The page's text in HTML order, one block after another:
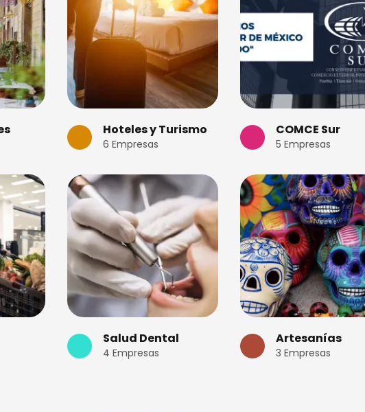
Hoteles y Turismo
6 Empresas
COMCE Sur
5 Empresas
Salud Dental
4 Empresas
Artesanías
3 Empresas